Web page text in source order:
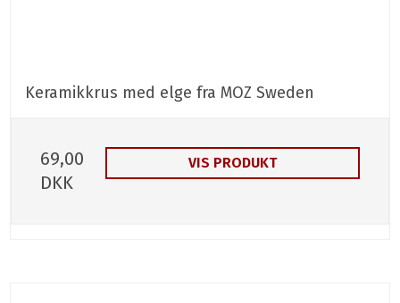
Keramikkrus med elge fra MOZ Sweden
69,00
DKK
VIS PRODUKT